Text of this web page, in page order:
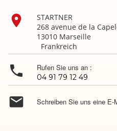

STARTNER
268 avenue de la
13010 Marseille
Frankreich
 Rufen Sie uns an :
04 91 79 12 49
 Schreiben Sie uns eine E-